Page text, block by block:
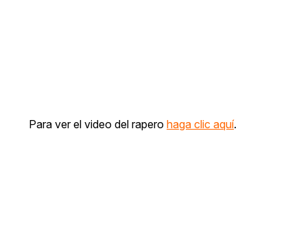
Para ver el video del rapero haga clic aquí.